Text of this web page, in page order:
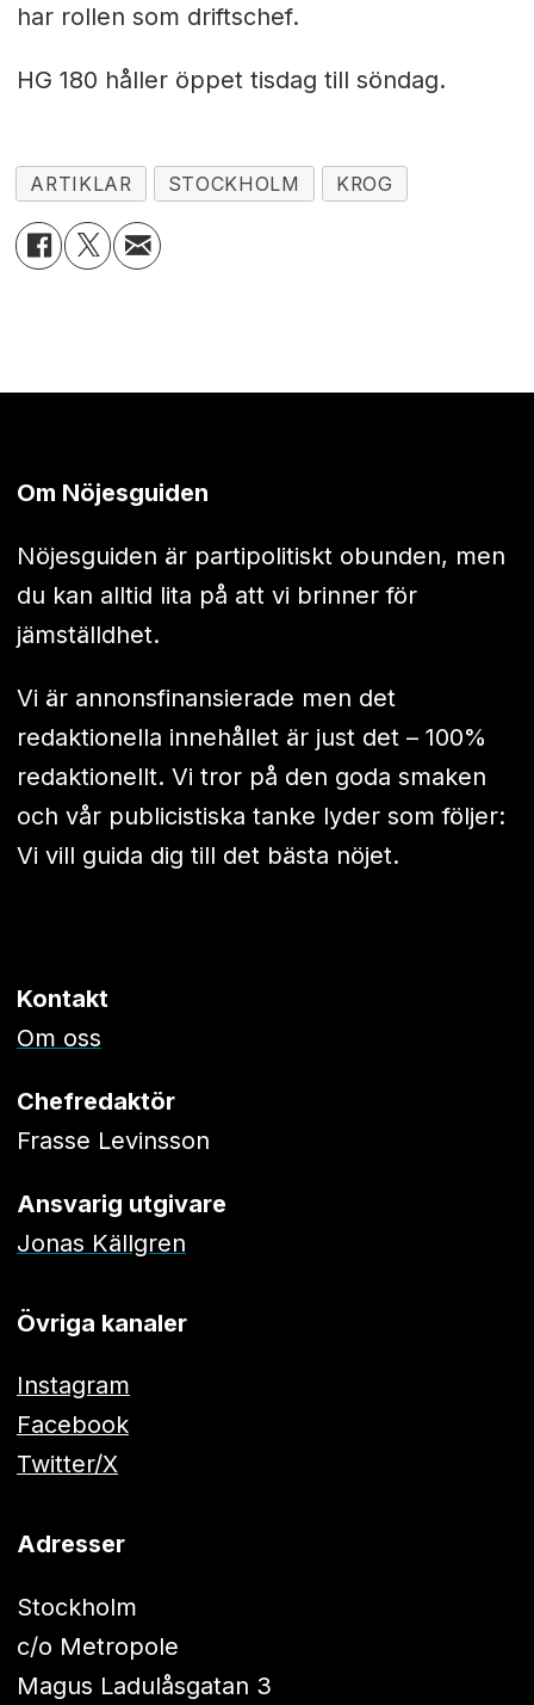
har rollen som driftschef.
HG 180 håller öppet tisdag till söndag.
ARTIKLAR STOCKHOLM KROG
Om Nöjesguiden
Nöjesguiden är partipolitiskt obunden, men
du kan alltid lita på att vi brinner för
jämställdhet.
Vi är annonsfinansierade men det
redaktionella innehållet är just det – 100%
redaktionellt. Vi tror på den goda smaken
och vår publicistiska tanke lyder som följer:
Vi vill guida dig till det bästa nöjet.
Kontakt
Om oss
Chefredaktör
Frasse Levinsson
Ansvarig utgivare
Jonas Källgren
Övriga kanaler
Instagram
Facebook
Twitter/X
Adresser
Stockholm
c/o Metropole
Magus Ladulåsgatan 3